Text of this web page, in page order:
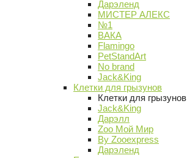
Дарэленд
МИСТЕР АЛЕКС
№1
ВАКА
Flamingo
PetStandArt
No brand
Jack&King
Клетки для грызунов
Клетки для грызунов
Jack&King
Дарэлл
Zoo Мой Мир
By Zooexpress
Дарэленд